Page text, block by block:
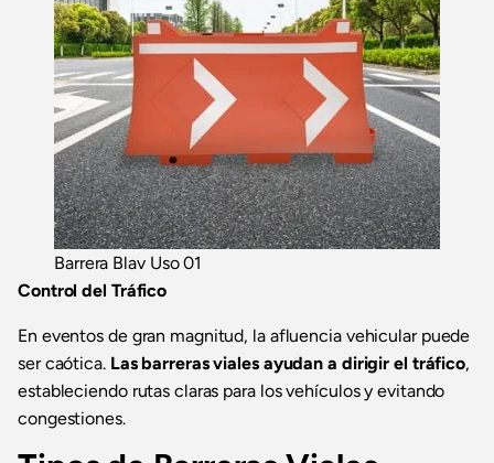
Barrera Blav Uso 01
Control del Tráfico
En eventos de gran magnitud, la afluencia vehicular puede
ser caótica. Las barreras viales ayudan a dirigir el tráfico,
estableciendo rutas claras para los vehículos y evitando
congestiones.